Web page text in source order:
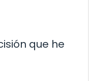
que he